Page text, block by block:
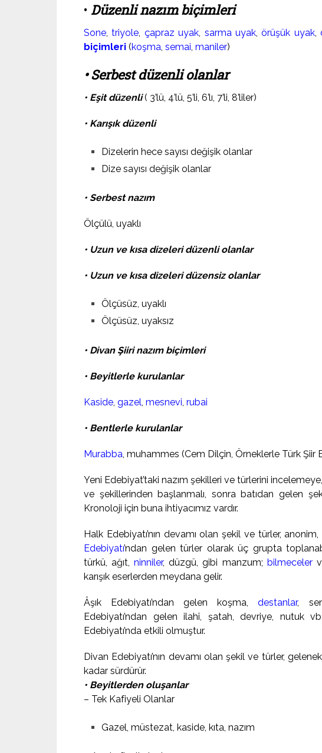
• Düzenli nazım biçimleri
Sone,triyole, çapraz uyak, sarma uyak,örüşük uyak,
biçimleri (koşma, semai, maniler)
• Serbest düzenli olanlar
• Eşit düzenli ( 3’lü, 4’lü, 5’li, 6’lı, 7’li, 8’liler)
• Karışık düzenli
Dizelerin hece sayısı değişik olanlar
Dize sayısı değişik olanlar
• Serbest nazım
Ölçülü, uyaklı
• Uzun ve kısa dizeleri düzenli olanlar
• Uzun ve kısa dizeleri düzensiz olanlar
Ölçüsüz, uyaklı
Ölçüsüz, uyaksız
• Divan Şiiri nazım biçimleri
• Beyitlerle kurulanlar
Kaside gazel mesnevi rubai
• Bentlerle kurulanlar
Murabba , muhammes (Cem Dilçin, Örneklerle Türk Şiir
Yeni Edebiyat’taki nazım şekilleri ve türlerini
ve şekillerinden başlanmalı, sonra batıdan gelen
Kronoloji için buna ihtiyacımız vardır.
Halk Edebiyatı’nın devamı olan şekil ve türler, anonim,
Edebiyatı’ndan gelen türler olarak üç grupta
türkü, ağıt,ninniler, düzgü, gibi manzum; bilmeceler
karışık eserlerden meydana gelir.
Âşık Edebiyatı’ndan gelen koşma,destanlar,
Edebiyatı’ndan gelen ilahî, şatah, devriye, nutuk
Edebiyatı’nda etkili olmuştur.
Divan Edebiyatı’nın devamı olan şekil ve türler,
kadar sürdürür.
• Beyitlerden oluşanlar
– Tek Kafiyeli Olanlar
Gazel, müstezat, kaside, kıta, nazım